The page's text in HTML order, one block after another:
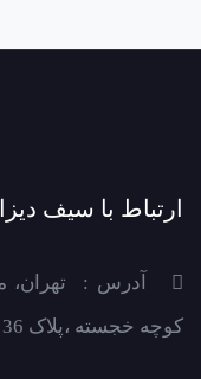
ارتباط با سیف
آدرس : تهران،
کوچه خجسته ،پلاک 36 واحد 1